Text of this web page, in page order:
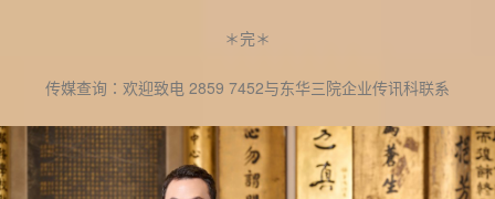
＊完＊
传媒查询：欢迎致电 2859 7452与东华三院企业传讯科联系